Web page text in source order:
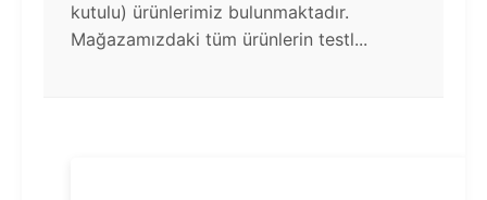
kutulu) ürünlerimiz bulunmaktadır.​
Mağazamızdaki tüm ürünlerin testl...